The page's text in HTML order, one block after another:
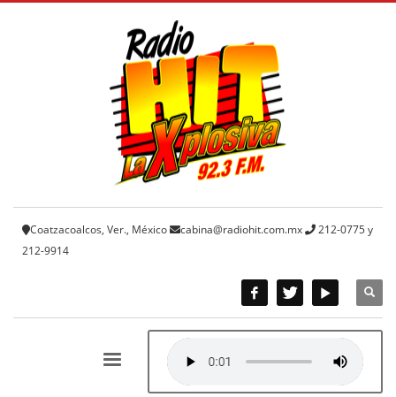
Coatzacoalcos, Ver., México cabina@radiohit.com.mx
212-0775 y
212-9914